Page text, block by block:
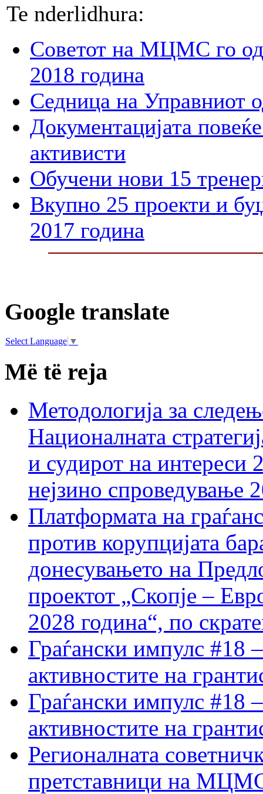
Te nderlidhura:
Советот на МЦМС го
2018 година
Седница на
Документацијата
активисти
Обучени нови 15
Вкупно 25 проекти и
2017 година
Google translate
Select Language ▼
Më të reja
Методологија за
Националната
и судирот на интереси
нејзино спроведување
Платформата на
против корупцијата
донесувањето на
проектот „Скопје –
2028 година“, по
Граѓански импулс #18
активностите на
Граѓански импулс #18
активностите на
Регионалната
претставници на МЦМС